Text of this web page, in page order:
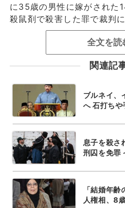
に35歳の男性に嫁がされた
殺鼠剤で殺害した罪で裁判
全文を読
関連記
ブルネイ、
へ 石打ち
息子を殺さ
刑囚を免罪
「結婚年
人権相、8